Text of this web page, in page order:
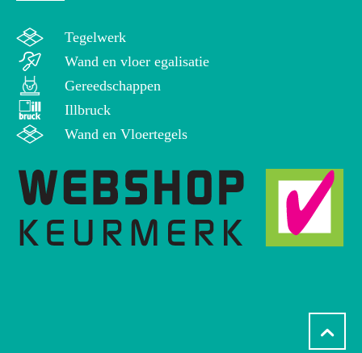
Tegelwerk
Wand en vloer egalisatie
Gereedschappen
Illbruck
Wand en Vloertegels